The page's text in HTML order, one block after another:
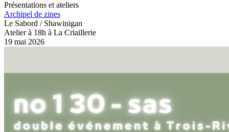
Présentations et ateliers
Archipel de zines
Le Sabord / Shawinigan
Atelier à 18h à La Criaillerie
19 mai 2026